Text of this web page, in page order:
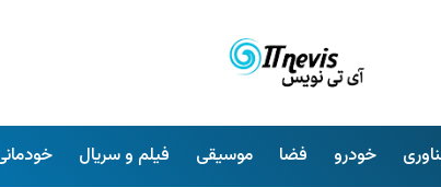
خودرو فضا موسیقی فیلم و سریال